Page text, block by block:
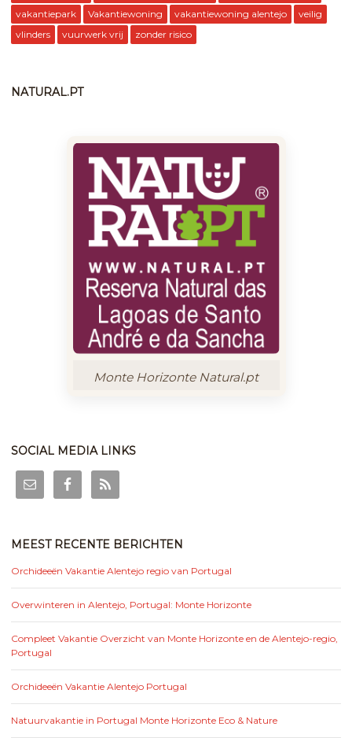
vakantiepark
Vakantiewoning vakantiewoning alentejo
veilig
vlinders
vuurwerk vrij zonder risico
NATURAL.PT
Monte Horizonte Natural.pt
SOCIAL MEDIA LINKS
MEEST RECENTE BERICHTEN
Orchideeën Vakantie Alentejo regio van Portugal
Overwinteren in Alentejo, Portugal: Monte Horizonte
Compleet Vakantie Overzicht van Monte Horizonte en de Alentejo-regio,
Portugal
Orchideeën Vakantie Alentejo Portugal
Natuurvakantie in Portugal Monte Horizonte Eco & Nature